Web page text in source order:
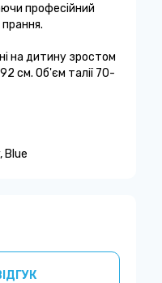
професійний
на дитину зростом
см. Об'єм талії 70-
, Blue